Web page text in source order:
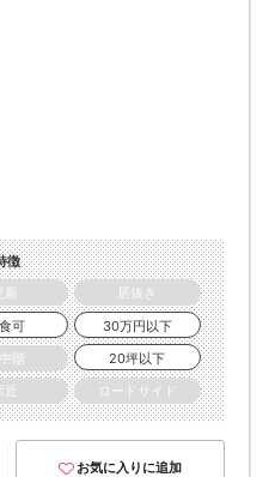
徴
新
居抜き
可
30万円以下
階
20坪以下
近 ロードサイド
お気に入りに追加